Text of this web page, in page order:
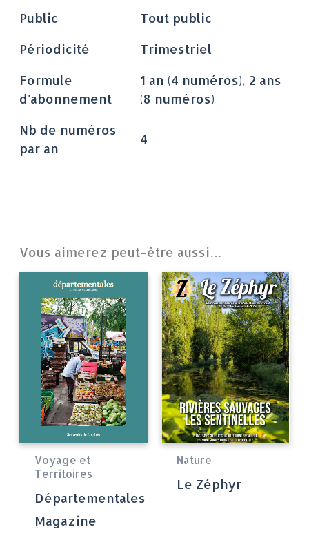
Public
Tout public
Périodicité
Trimestriel
Formule
d'abonnement
1 an (4 numéros), 2 ans
(8 numéros)
Nb de numéros
par an
4
Vous aimerez peut-être aussi…
Voyage et
Territoires
Départementales
Magazine
Nature
Le Zéphyr